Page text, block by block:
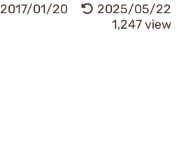
2017/01/20
2025/05/22
1,247 view